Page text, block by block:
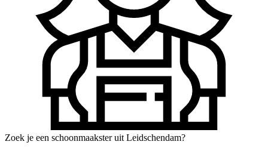
Zoek je een schoonmaakster uit Leidschendam?